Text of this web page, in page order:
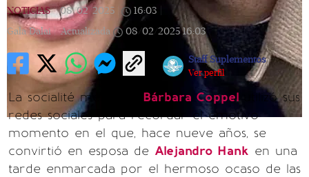
NOTICIAS | 08/02/2025 16:03
Gala Dalai | Actualizada 08/02/2025 16:03
Staff Suplementos
Ver perfil
La socialité mexicana Bárbara Coppel
utilizó sus
redes sociales para recordar el emotivo
momento en el que, hace nueve años, se
convirtió en esposa de Alejandro Hank en una
tarde enmarcada por el hermoso ocaso de las